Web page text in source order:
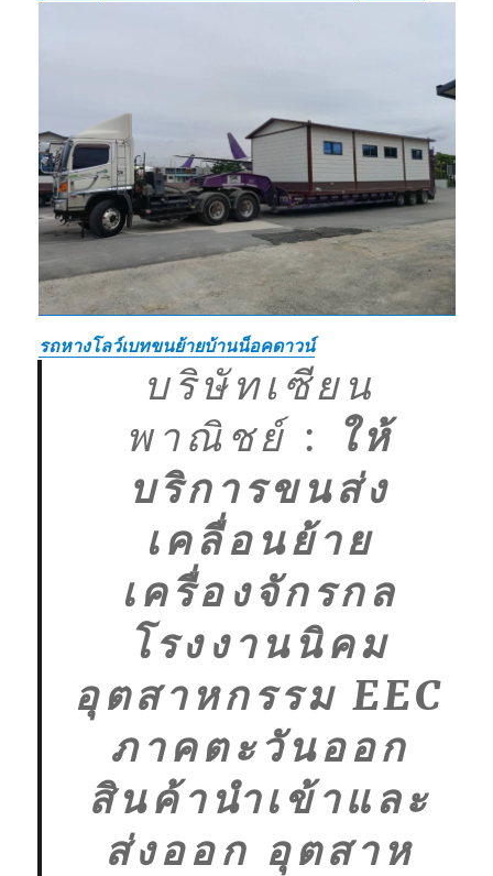
รถหางโลว์เบทขนย้ายบ้านน็อคดาวน์
บริษัทเซียน
พาณิชย์ :
ให้
บริการขนส่ง
เคลื่อนย้าย
เครื่องจักรกล
โรงงานนิคม
อุตสาหกรรม EEC
ภาคตะวันออก
สินค้านำเข้าและ
ส่งออก อุตสาห